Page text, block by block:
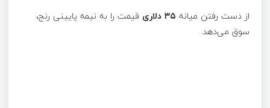
از دست رفتن میانه
قیمت را به نیمه پایینی رنج،
سوق می‌دهد.